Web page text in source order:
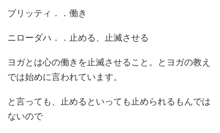
ブリッティ．．働き
ニローダハ．．止める、止滅させる
ヨガとは心の働きを止滅させること。とヨガの教え
では始めに言われています。
と言っても、止めるといっても止められるもんでは
ないので